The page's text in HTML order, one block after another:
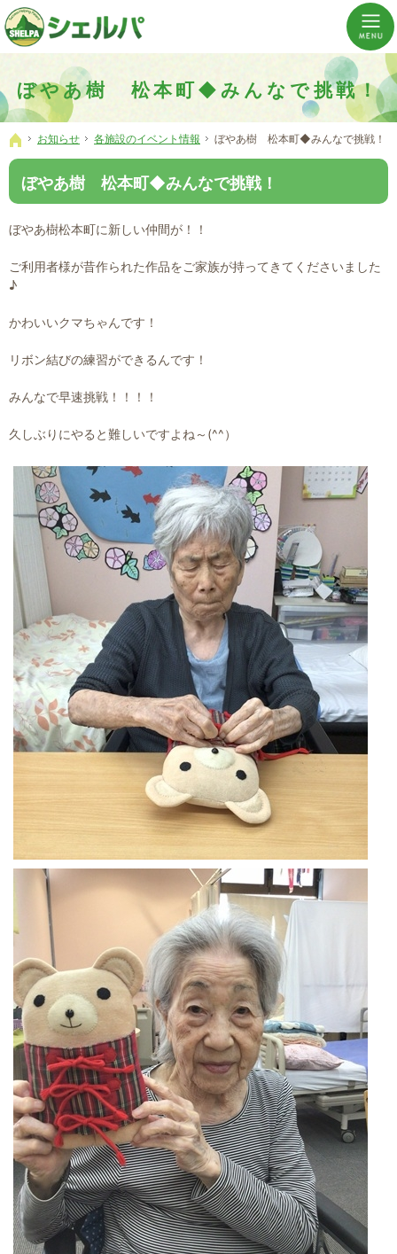
ぼやあ樹 松本町◆みんなで挑戦！
介護の「通い・泊まり・訪問」から必要なものだけをご提供。介護のことならシェルパへ。
横浜市神奈川区 事業所数No,1の小規模多機能型居宅介護ぼやあ樹
ホーム
お知らせ 各施設のイベント情報 ぼやあ樹 松本町◆みんなで挑戦！
ぼやあ樹 松本町◆みんなで挑戦！
ぼやあ樹松本町に新しい仲間が！！
ご利用者様が昔作られた作品をご家族が持ってきてくださいました
♪
かわいいクマちゃんです！
リボン結びの練習ができるんです！
みんなで早速挑戦！！！！
久しぶりにやると難しいですよね～(^^）